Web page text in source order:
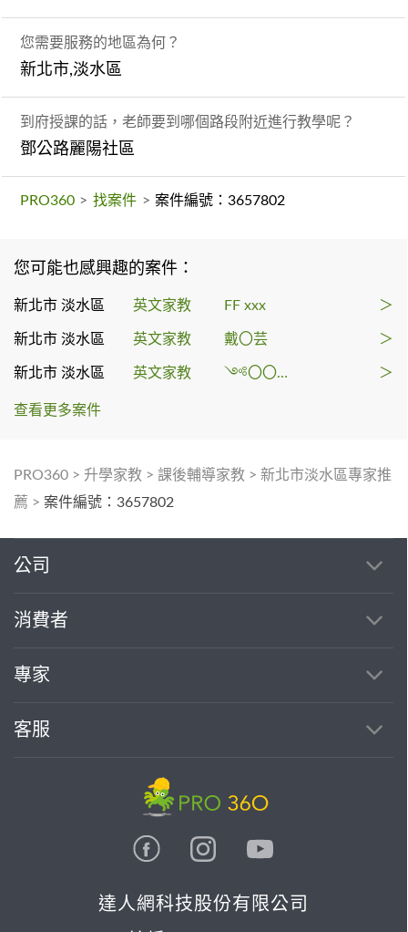
您需要服務的地區為何？
新北市,淡水區
到府授課的話，老師要到哪個路段附近進行教學呢？
鄧公路麗陽社區
PRO360 > 找案件 > 案件編號：3657802
您可能也感興趣的案件：
新北市 淡水區 英文家教 FF xxx ＞
新北市 淡水區 英文家教 戴〇芸 ＞
新北市 淡水區 英文家教 ༺〇〇〇༻ ＞
查看更多案件
PRO360 > 升學家教 > 課後輔導家教 > 新北市淡水區專家推
薦 > 案件編號：3657802
公司
消費者
專家
客服
達人網科技股份有限公司